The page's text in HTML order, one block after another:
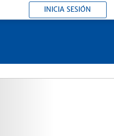
INICIA SESIÓN